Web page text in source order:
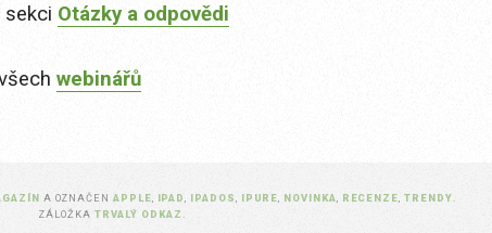
Otázky a odpovědi
webinářů
A OZNAČENAPPLE IPAD IPADOS IPURE NOVINKA RECENZE TRENDY
ZÁLOŽKA TRVALÝ ODKAZ